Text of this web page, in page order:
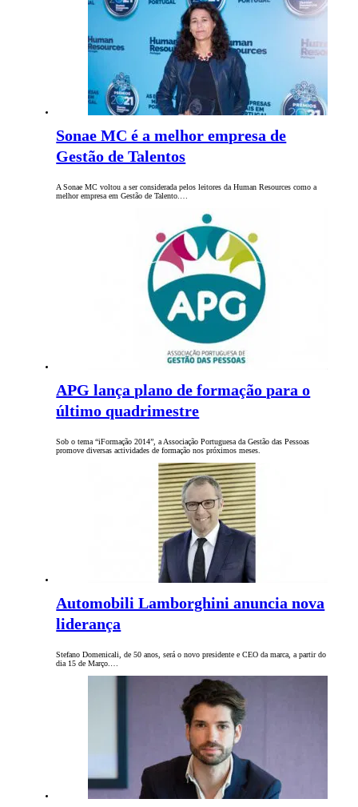
Sonae MC é a melhor empresa de
Gestão de Talentos
A Sonae MC voltou a ser considerada pelos leitores da Human Resources como a
melhor empresa em Gestão de Talento.…
APG lança plano de formação para o
último quadrimestre
Sob o tema “iFormação 2014”, a Associação Portuguesa da Gestão das Pessoas
promove diversas actividades de formação nos próximos meses.
Automobili Lamborghini anuncia nova
liderança
Stefano Domenicali, de 50 anos, será o novo presidente e CEO da marca, a partir do
dia 15 de Março.…